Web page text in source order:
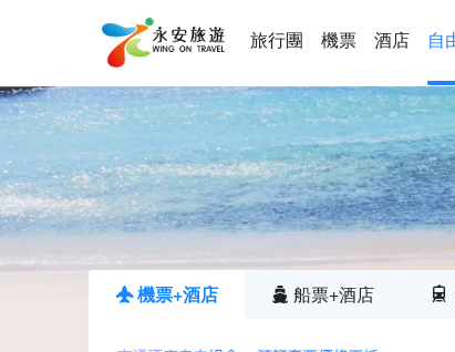
旅行團 機票 酒店 自
機票+酒店 船票+酒店